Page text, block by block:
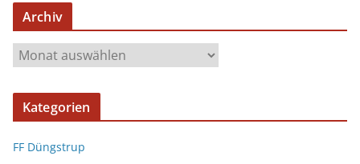
Archiv
Kategorien
FF Düngstrup